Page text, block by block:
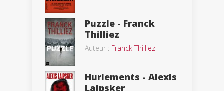
Puzzle - Franck
Thilliez
Auteur : Franck Thilliez
Hurlements - Alexis
Laipsker